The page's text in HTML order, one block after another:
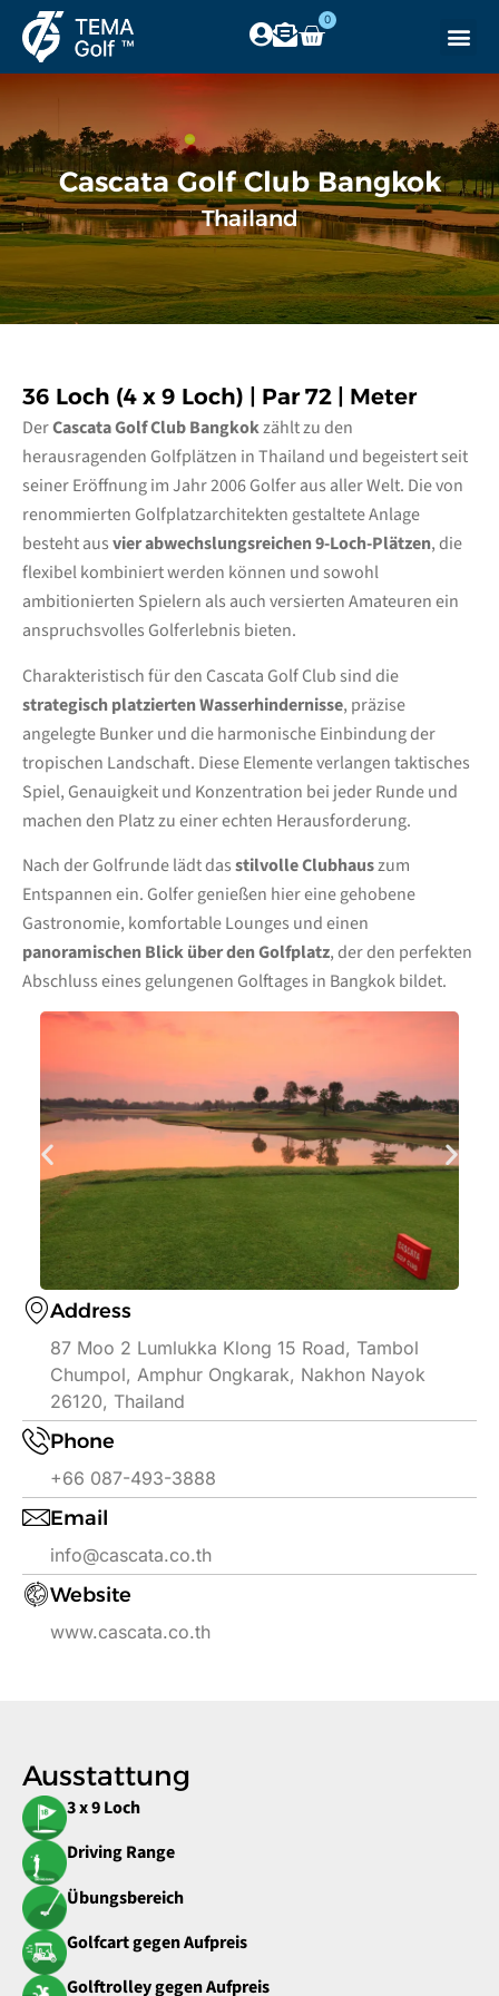
0
Cascata Golf Club Bangkok
Thailand
36 Loch (4 x 9 Loch) | Par 72 | Meter
DerCascata Golf Club Bangkokzählt zu den
herausragenden Golfplätzen in Thailand und begeistert seit
seiner Eröffnung im Jahr 2006 Golfer aus aller Welt. Die von
renommierten Golfplatzarchitekten gestaltete Anlage
besteht ausvier abwechslungsreichen 9-Loch-Plätzen, die
flexibel kombiniert werden können und sowohl
ambitionierten Spielern als auch versierten Amateuren ein
anspruchsvolles Golferlebnis bieten.
Charakteristisch für den Cascata Golf Club sind die
strategisch platzierten Wasserhindernisse, präzise
angelegte Bunker und die harmonische Einbindung der
tropischen Landschaft. Diese Elemente verlangen taktisches
Spiel, Genauigkeit und Konzentration bei jeder Runde und
machen den Platz zu einer echten Herausforderung.
Nach der Golfrunde lädt dasstilvolle Clubhauszum
Entspannen ein. Golfer genießen hier eine gehobene
Gastronomie, komfortable Lounges und einen
panoramischen Blick über den Golfplatz, der den perfekten
Abschluss eines gelungenen Golftages in Bangkok bildet.
Address
87 Moo 2 Lumlukka Klong 15 Road, Tambol
Chumpol, Amphur Ongkarak, Nakhon Nayok
26120, Thailand
Phone
+66 087-493-3888
Email
info@cascata.co.th
Website
www.cascata.co.th
Ausstattung
3 x 9 Loch
Driving Range
Übungsbereich
Golfcart gegen Aufpreis
Golftrolley gegen Aufpreis